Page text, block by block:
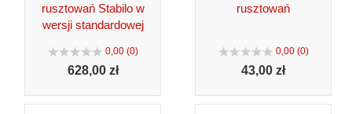
rusztowań Stabilo w
wersji standardowej
0,00 (0)
628,00 zł
rusztowań
0,00 (0)
43,00 zł